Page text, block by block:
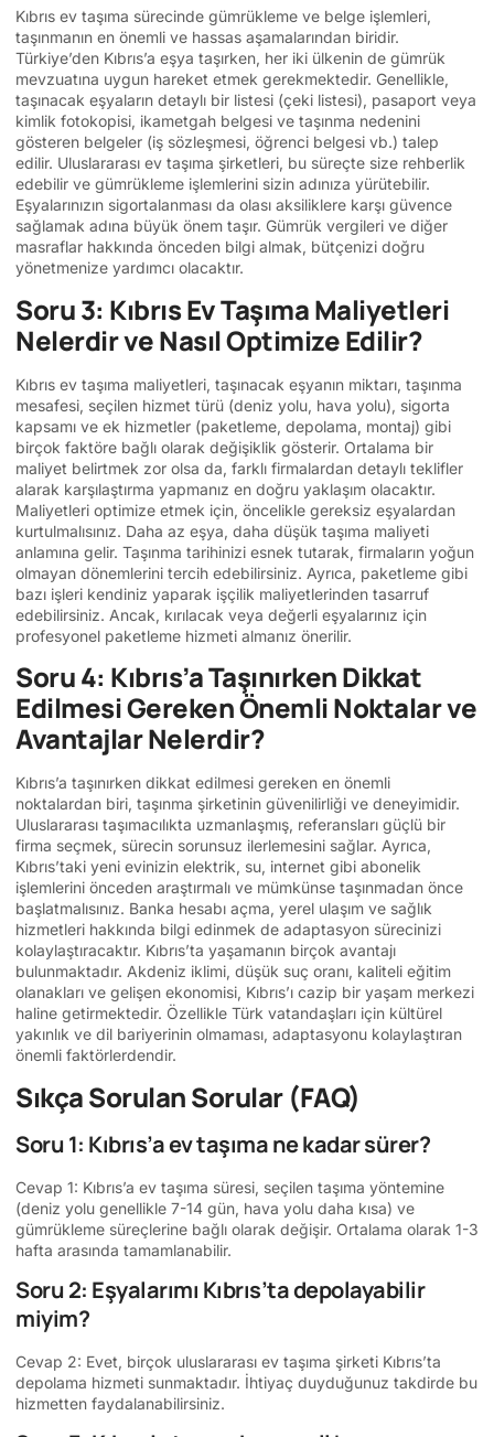
Kıbrıs ev taşıma sürecinde gümrükleme ve belge işlemleri,
taşınmanın en önemli ve hassas aşamalarından biridir.
Türkiye’den Kıbrıs’a eşya taşırken, her iki ülkenin de gümrük
mevzuatına uygun hareket etmek gerekmektedir. Genellikle,
taşınacak eşyaların detaylı bir listesi (çeki listesi), pasaport veya
kimlik fotokopisi, ikametgah belgesi ve taşınma nedenini
gösteren belgeler (iş sözleşmesi, öğrenci belgesi vb.) talep
edilir. Uluslararası ev taşıma şirketleri, bu süreçte size rehberlik
edebilir ve gümrükleme işlemlerini sizin adınıza yürütebilir.
Eşyalarınızın sigortalanması da olası aksiliklere karşı güvence
sağlamak adına büyük önem taşır. Gümrük vergileri ve diğer
masraflar hakkında önceden bilgi almak, bütçenizi doğru
yönetmenize yardımcı olacaktır.
Soru 3: Kıbrıs Ev Taşıma Maliyetleri
Nelerdir ve Nasıl Optimize Edilir?
Kıbrıs ev taşıma maliyetleri, taşınacak eşyanın miktarı, taşınma
mesafesi, seçilen hizmet türü (deniz yolu, hava yolu), sigorta
kapsamı ve ek hizmetler (paketleme, depolama, montaj) gibi
birçok faktöre bağlı olarak değişiklik gösterir. Ortalama bir
maliyet belirtmek zor olsa da, farklı firmalardan detaylı teklifler
alarak karşılaştırma yapmanız en doğru yaklaşım olacaktır.
Maliyetleri optimize etmek için, öncelikle gereksiz eşyalardan
kurtulmalısınız. Daha az eşya, daha düşük taşıma maliyeti
anlamına gelir. Taşınma tarihinizi esnek tutarak, firmaların yoğun
olmayan dönemlerini tercih edebilirsiniz. Ayrıca, paketleme gibi
bazı işleri kendiniz yaparak işçilik maliyetlerinden tasarruf
edebilirsiniz. Ancak, kırılacak veya değerli eşyalarınız için
profesyonel paketleme hizmeti almanız önerilir.
Soru 4: Kıbrıs’a Taşınırken Dikkat
Edilmesi Gereken Önemli Noktalar ve
Avantajlar Nelerdir?
Kıbrıs’a taşınırken dikkat edilmesi gereken en önemli
noktalardan biri, taşınma şirketinin güvenilirliği ve deneyimidir.
Uluslararası taşımacılıkta uzmanlaşmış, referansları güçlü bir
firma seçmek, sürecin sorunsuz ilerlemesini sağlar. Ayrıca,
Kıbrıs’taki yeni evinizin elektrik, su, internet gibi abonelik
işlemlerini önceden araştırmalı ve mümkünse taşınmadan önce
başlatmalısınız. Banka hesabı açma, yerel ulaşım ve sağlık
hizmetleri hakkında bilgi edinmek de adaptasyon sürecinizi
kolaylaştıracaktır. Kıbrıs’ta yaşamanın birçok avantajı
bulunmaktadır. Akdeniz iklimi, düşük suç oranı, kaliteli eğitim
olanakları ve gelişen ekonomisi, Kıbrıs’ı cazip bir yaşam merkezi
haline getirmektedir. Özellikle Türk vatandaşları için kültürel
yakınlık ve dil bariyerinin olmaması, adaptasyonu kolaylaştıran
önemli faktörlerdendir.
Sıkça Sorulan Sorular (FAQ)
Soru 1: Kıbrıs’a ev taşıma ne kadar sürer?
Cevap 1: Kıbrıs’a ev taşıma süresi, seçilen taşıma yöntemine
(deniz yolu genellikle 7-14 gün, hava yolu daha kısa) ve
gümrükleme süreçlerine bağlı olarak değişir. Ortalama olarak 1-3
hafta arasında tamamlanabilir.
Soru 2: Eşyalarımı Kıbrıs’ta depolayabilir
miyim?
Cevap 2: Evet, birçok uluslararası ev taşıma şirketi Kıbrıs’ta
depolama hizmeti sunmaktadır. İhtiyaç duyduğunuz takdirde bu
hizmetten faydalanabilirsiniz.